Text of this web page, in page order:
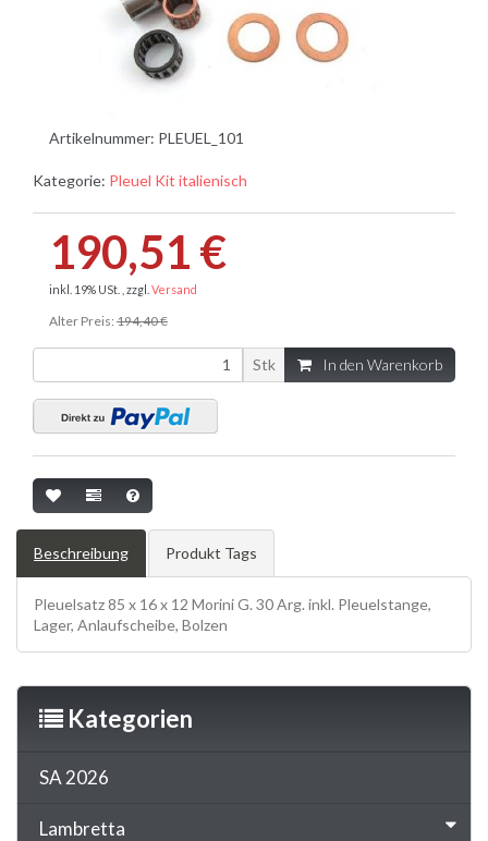
Artikelnummer: PLEUEL_101
Kategorie: Pleuel Kit italienisch
190,51 €
inkl. 19% USt. , zzgl. Versand
Alter Preis: 194,40 €
Stk In den Warenkorb
Beschreibung Produkt Tags
Pleuelsatz 85 x 16 x 12 Morini G. 30 Arg. inkl. Pleuelstange,
Lager, Anlaufscheibe, Bolzen
Kategorien
SA 2026
Lambretta